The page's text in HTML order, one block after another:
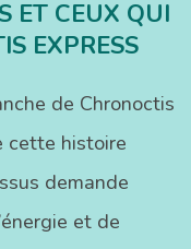
ET CEUX QUI
EXPRESS
de Chronoctis
cette histoire
demande
et de